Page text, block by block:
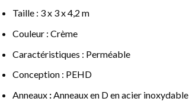
Taille : 3 x 3 x 4,2 m
Couleur : Crème
Caractéristiques : Perméable
Conception : PEHD
Anneaux: Anneaux en D en acier inoxydable